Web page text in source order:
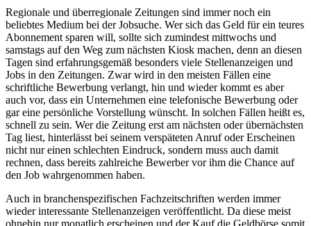
Regionale und überregionale Zeitungen sind immer noch ein
beliebtes Medium bei der Jobsuche. Wer sich das Geld für ein teures
Abonnement sparen will, sollte sich zumindest mittwochs und
samstags auf den Weg zum nächsten Kiosk machen, denn an diesen
Tagen sind erfahrungsgemäß besonders viele Stellenanzeigen und
Jobs in den Zeitungen. Zwar wird in den meisten Fällen eine
schriftliche Bewerbung verlangt, hin und wieder kommt es aber
auch vor, dass ein Unternehmen eine telefonische Bewerbung oder
gar eine persönliche Vorstellung wünscht. In solchen Fällen heißt es,
schnell zu sein. Wer die Zeitung erst am nächsten oder übernächsten
Tag liest, hinterlässt bei seinem verspäteten Anruf oder Erscheinen
nicht nur einen schlechten Eindruck, sondern muss auch damit
rechnen, dass bereits zahlreiche Bewerber vor ihm die Chance auf
den Job wahrgenommen haben.
Auch in branchenspezifischen Fachzeitschriften werden immer
wieder interessante Stellenanzeigen veröffentlicht. Da diese meist